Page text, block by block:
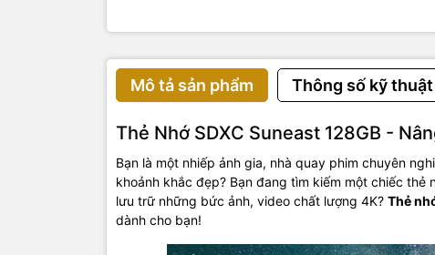
Mô tả sản phẩm Thông số kỹ thuật
Thẻ Nhớ SDXC Suneast 128GB -
Bạn là một nhiếp ảnh gia, nhà quay phim chuyên
khoảnh khắc đẹp? Bạn đang tìm kiếm một chiếc
lưu trữ những bức ảnh, video chất lượng 4K? Thẻ
dành cho bạn!